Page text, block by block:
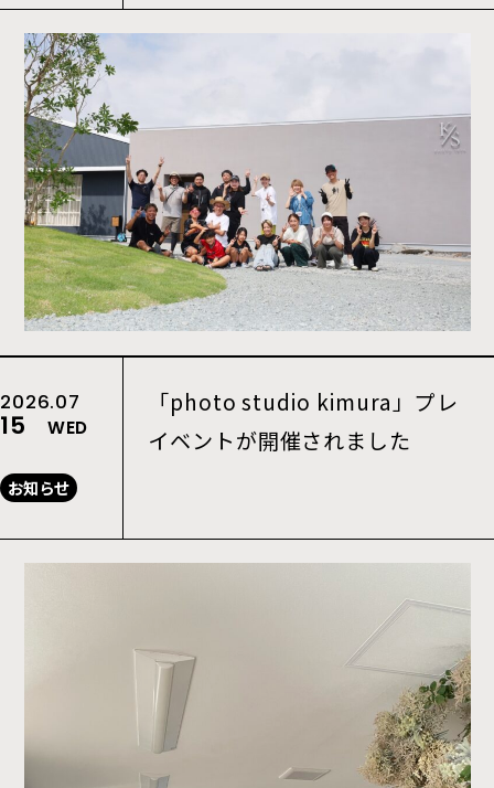
2026.07
15 WED
お知らせ
「photo studio kimura」プレ
イベントが開催されました